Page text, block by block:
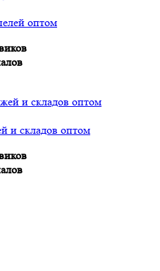
оптом
и складов оптом